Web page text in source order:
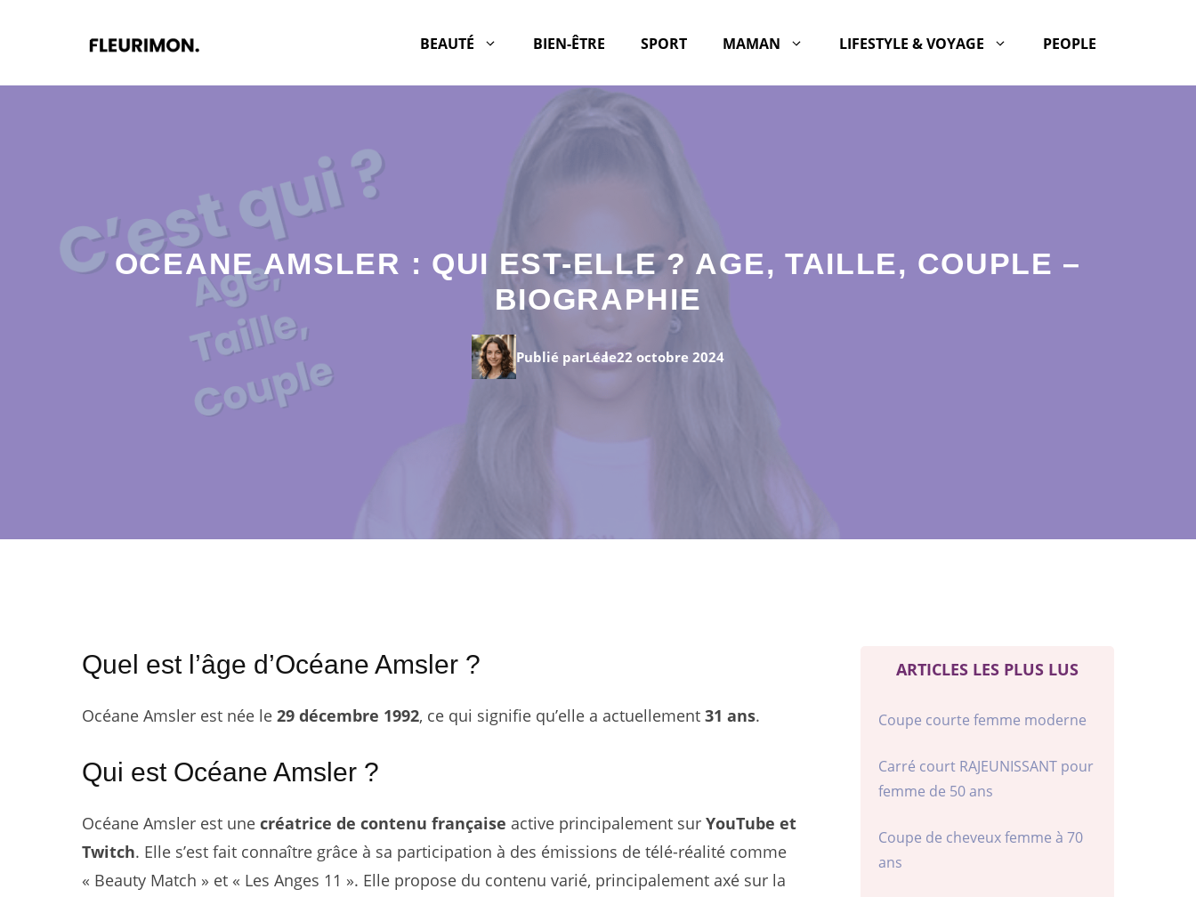
BEAUTÉ BIEN-ÊTRE SPORT MAMAN LIFESTYLE & VOYAGE PEOPLE
OCEANE AMSLER : QUI EST-ELLE ? AGE, TAILLE, COUPLE –
BIOGRAPHIE
Publié parLéale22 octobre 2024
Quel est l’âge d’Océane Amsler ?
Océane Amsler est née le 29 décembre 1992, ce qui signifie qu’elle a actuellement 31 ans.
Qui est Océane Amsler ?
Océane Amsler est une créatrice de contenu française active principalement sur YouTube et
Twitch. Elle s’est fait connaître grâce à sa participation à des émissions de télé-réalité comme
« Beauty Match » et « Les Anges 11 ». Elle propose du contenu varié, principalement axé sur la
ARTICLES LES PLUS LUS
Coupe courte femme moderne
Carré court RAJEUNISSANT pour
femme de 50 ans
Coupe de cheveux femme à 70
ans